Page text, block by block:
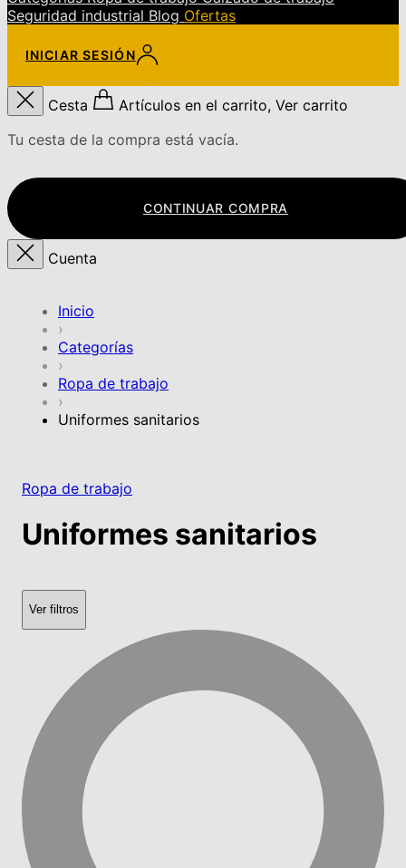
Seguridad industrial Blog Ofertas
INICIAR SESIÓN
Cesta
Artículos en el carrito, Ver carrito
Tu cesta de la compra está vacía.
CONTINUAR COMPRA
Cuenta
Inicio
›
Categorías
›
Ropa de trabajo
›
Uniformes sanitarios
Ropa de trabajo
Uniformes sanitarios
Ver filtros